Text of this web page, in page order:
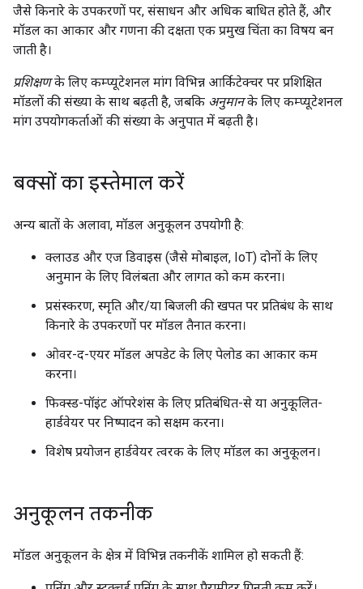
जैसे किनारे के उपकरणों पर, संसाधन और अधिक बाधित होते हैं, और
मॉडल का आकार और गणना की दक्षता एक प्रमुख चिंता का विषय बन
जाती है।
प्रशिक्षणके लिए कम्प्यूटेशनल मांग विभिन्न आर्किटेक्चर पर प्रशिक्षित
मॉडलों की संख्या के साथ बढ़ती है, जबकि अनुमानके लिए कम्प्यूटेशनल
मांग उपयोगकर्ताओं की संख्या के अनुपात में बढ़ती है।
बक्सों का इस्तेमाल करें
अन्य बातों के अलावा, मॉडल अनुकूलन उपयोगी है:
क्लाउड और एज डिवाइस (जैसे मोबाइल, IoT) दोनों के लिए
अनुमान के लिए विलंबता और लागत को कम करना।
प्रसंस्करण, स्मृति और/या बिजली की खपत पर प्रतिबंध के साथ
किनारे के उपकरणों पर मॉडल तैनात करना।
ओवर-द-एयर मॉडल अपडेट के लिए पेलोड का आकार कम
करना।
फिक्स्ड-पॉइंट ऑपरेशंस के लिए प्रतिबंधित-से या अनुकूलित-
हार्डवेयर पर निष्पादन को सक्षम करना।
विशेष प्रयोजन हार्डवेयर त्वरक के लिए मॉडल का अनुकूलन।
अनुकूलन तकनीक
मॉडल अनुकूलन के क्षेत्र में विभिन्न तकनीकें शामिल हो सकती हैं: